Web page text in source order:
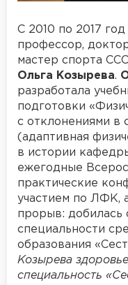
С 2010 по 2017
профессор,
мастер спорта
Ольга Козырева.
разработала
подготовки
с отклонениями в
(адаптивная
в истории
ежегодные
практические
участием по ЛФК,
прорыв: добилась
специальности
образования
Козырева
специальность